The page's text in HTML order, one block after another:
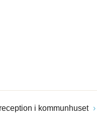
i kommunhuset